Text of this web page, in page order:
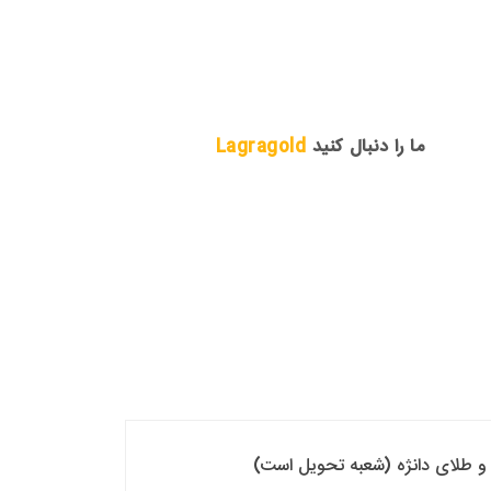
ما را دنبال کنید Lagragold
و طلای دانژه (شعبه تحویل است)